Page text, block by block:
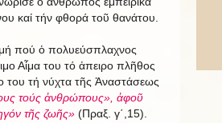
καί τήν φθορά τοῦ θανάτου.
πού ὁ πολυεύσπλαχνος
Αἷμα του τό ἀπειρο πλῆθος
του τή νύχτα τῆς Ἀναστάσεως
τούς ἀνθρώπους», ἀφοῦ
τῆς ζωῆς»(Πραξ. γ΄,15).